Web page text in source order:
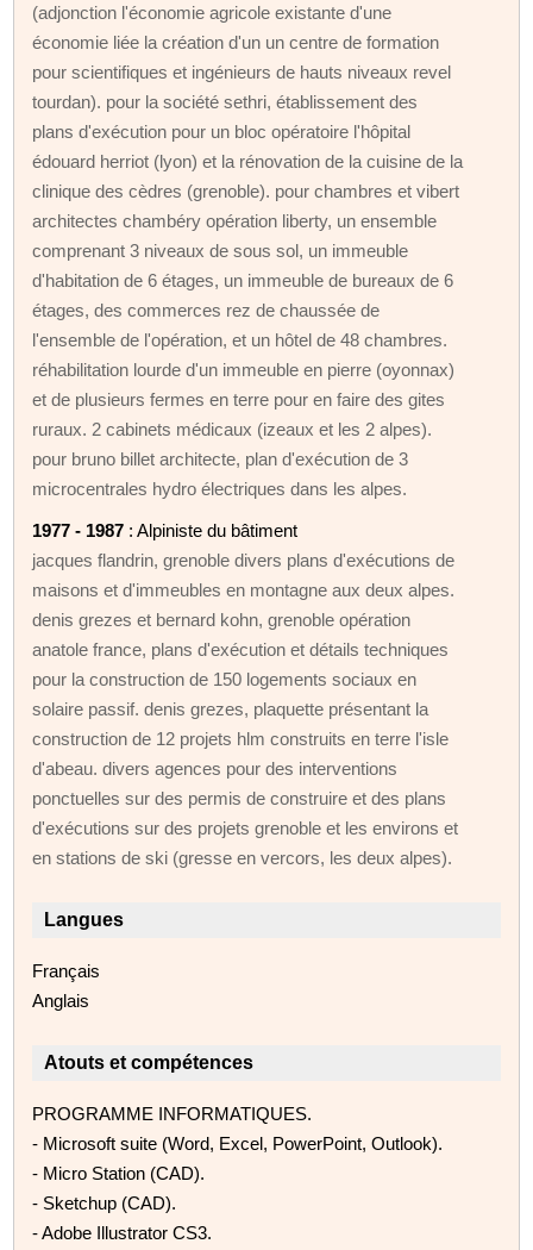
(adjonction l'économie agricole existante d'une
économie liée la création d'un un centre de formation
pour scientifiques et ingénieurs de hauts niveaux revel
tourdan). pour la société sethri, établissement des
plans d'exécution pour un bloc opératoire l'hôpital
édouard herriot (lyon) et la rénovation de la cuisine de la
clinique des cèdres (grenoble). pour chambres et vibert
architectes chambéry opération liberty, un ensemble
comprenant 3 niveaux de sous sol, un immeuble
d'habitation de 6 étages, un immeuble de bureaux de 6
étages, des commerces rez de chaussée de
l'ensemble de l'opération, et un hôtel de 48 chambres.
réhabilitation lourde d'un immeuble en pierre (oyonnax)
et de plusieurs fermes en terre pour en faire des gites
ruraux. 2 cabinets médicaux (izeaux et les 2 alpes).
pour bruno billet architecte, plan d'exécution de 3
microcentrales hydro électriques dans les alpes.
1977 - 1987 : Alpiniste du bâtiment
jacques flandrin, grenoble divers plans d'exécutions de
maisons et d'immeubles en montagne aux deux alpes.
denis grezes et bernard kohn, grenoble opération
anatole france, plans d'exécution et détails techniques
pour la construction de 150 logements sociaux en
solaire passif. denis grezes, plaquette présentant la
construction de 12 projets hlm construits en terre l'isle
d'abeau. divers agences pour des interventions
ponctuelles sur des permis de construire et des plans
d'exécutions sur des projets grenoble et les environs et
en stations de ski (gresse en vercors, les deux alpes).
Langues
Français
Anglais
Atouts et compétences
PROGRAMME INFORMATIQUES.
- Microsoft suite (Word, Excel, PowerPoint, Outlook).
- Micro Station (CAD).
- Sketchup (CAD).
- Adobe Illustrator CS3.